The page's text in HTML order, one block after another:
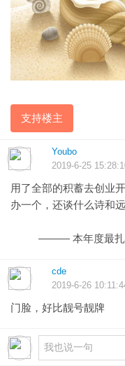
支持楼主
Youbo
2019-6-25
用了全部的积蓄去创业
办一个，还谈什么诗和远
——— 本年度最扎
cde
2019-6-26
门脸，好比靓号靓牌